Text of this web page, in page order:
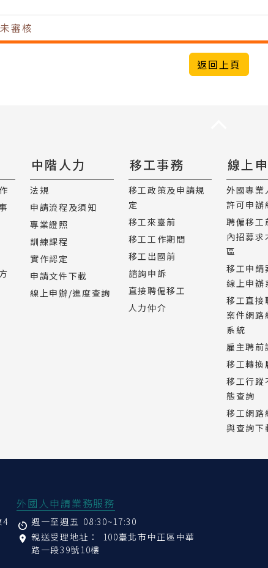
審核
返回上頁
中階人力
法規
申請流程及須知
專業證照
訓練課程
實作認定
申請文件下載
線上申辦/進度查詢
移工事務
移工政策及申請規
定
移工來臺前
移工工作期間
移工出國前
諮詢申訴
直接聘僱移工
人力仲介
線上
外國專業
許可申辦
聘僱移工
內招募求
區
移工申請
線上申辦
移工直接
案件網路
系統
雇主聘前
移工轉換
移工行蹤
態查詢
移工網路
與查詢下
4
外國人申請業務服務
週一至週五 08:30~17:30
親送受理地址： 100臺北市中正區中華
路一段39號10樓